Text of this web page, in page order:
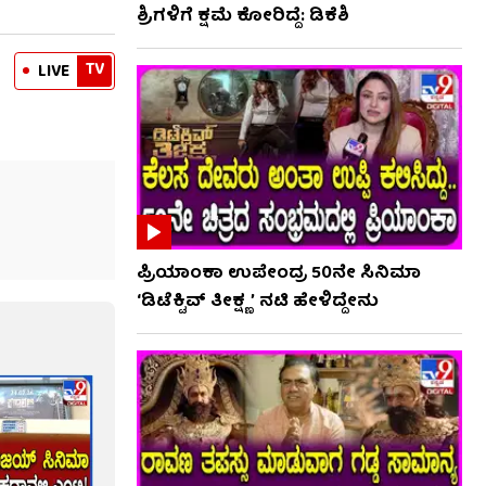
LIVE TV
ಶ್ರಿಗಳಿಗೆ ಕ್ಷಮೆ ಕೋರಿದ್ದೆ: ಡಿಕೆಶಿ
ಪ್ರಿಯಾಂಕಾ ಉಪೇಂದ್ರ 50ನೇ ಸಿನಿಮಾ
‘ಡಿಟೆಕ್ಟಿವ್ ತೀಕ್ಷ್ಣ’ ನಟಿ ಹೇಳಿದ್ದೇನು